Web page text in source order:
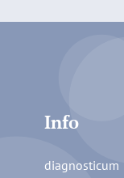
Info
diagnosticum